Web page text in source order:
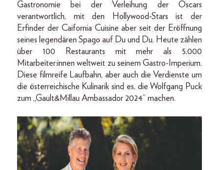
Gastronomie bei der Verleihung der Oscars
verantwortlich, mit den Hollywood-Stars ist der
Erfinder der Caifornia Cuisine aber seit der Eröffnung
seines legendären Spago auf Du und Du. Heute zählen
über 100 Restaurants mit mehr als 5.000
Mitarbeiter:innen weltweit zu seinem Gastro-Imperium.
Diese filmreife Laufbahn, aber auch die Verdienste um
die österreichische Kulinarik sind es, die Wolfgang Puck
zum „Gault&Millau Ambassador 2024“ machen.